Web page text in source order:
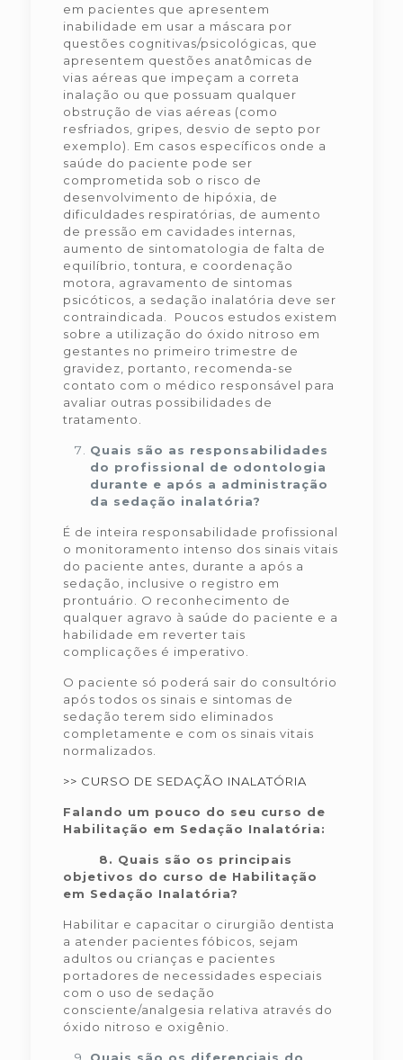
em pacientes que apresentem
inabilidade em usar a máscara por
questões cognitivas/psicológicas, que
apresentem questões anatômicas de
vias aéreas que impeçam a correta
inalação ou que possuam qualquer
obstrução de vias aéreas (como
resfriados, gripes, desvio de septo por
exemplo). Em casos específicos onde a
saúde do paciente pode ser
comprometida sob o risco de
desenvolvimento de hipóxia, de
dificuldades respiratórias, de aumento
de pressão em cavidades internas,
aumento de sintomatologia de falta de
equilíbrio, tontura, e coordenação
motora, agravamento de sintomas
psicóticos, a sedação inalatória deve ser
contraindicada. Poucos estudos existem
sobre a utilização do óxido nitroso em
gestantes no primeiro trimestre de
gravidez, portanto, recomenda-se
contato com o médico responsável para
avaliar outras possibilidades de
tratamento.
Quais são as responsabilidades
do profissional de odontologia
durante e após a administração
da sedação inalatória?
É de inteira responsabilidade profissional
o monitoramento intenso dos sinais vitais
do paciente antes, durante a após a
sedação, inclusive o registro em
prontuário. O reconhecimento de
qualquer agravo à saúde do paciente e a
habilidade em reverter tais
complicações é imperativo.
O paciente só poderá sair do consultório
após todos os sinais e sintomas de
sedação terem sido eliminados
completamente e com os sinais vitais
normalizados.
>> CURSO DE SEDAÇÃO INALATÓRIA
Falando um pouco do seu curso de
Habilitação em Sedação Inalatória:
8. Quais são os principais
objetivos do curso de Habilitação
em Sedação Inalatória?
Habilitar e capacitar o cirurgião dentista
a atender pacientes fóbicos, sejam
adultos ou crianças e pacientes
portadores de necessidades especiais
com o uso de sedação
consciente/analgesia relativa através do
óxido nitroso e oxigênio.